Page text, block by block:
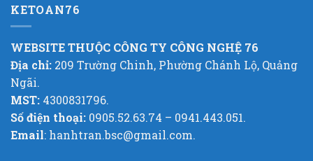
KETOAN76
WEBSITE THUỘC CÔNG TY CÔNG NGHỆ 76
Địa chỉ: 209 Trường Chinh, Phường Chánh Lộ, Quảng
Ngãi.
MST: 4300831796.
Số điện thoại: 0905.52.63.74 – 0941.443.051.
Email: hanhtran.bsc@gmail.com.